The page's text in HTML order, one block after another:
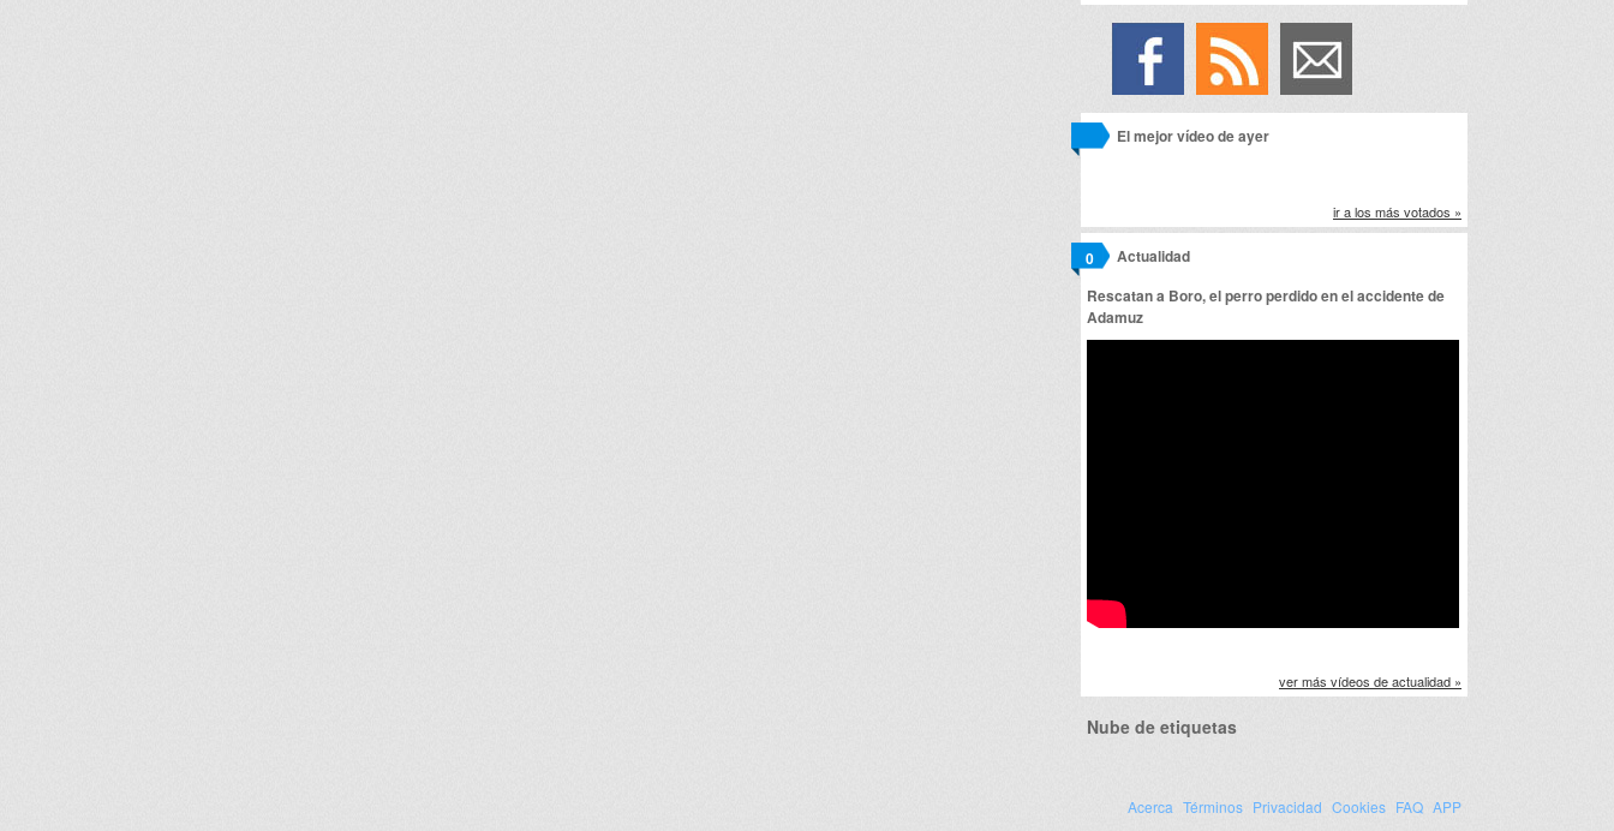
El mejor vídeo de ayer
ir a los más votados »
Actualidad
0
Rescatan a Boro, el perro perdido en el accidente de
Adamuz
ver más vídeos de actualidad »
Nube de etiquetas
Acerca Términos Privacidad Cookies FAQ APP